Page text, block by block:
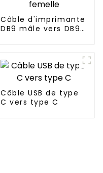
Câble d'imprimante
DB9 mâle vers DB9
Câble USB de type
C vers type C